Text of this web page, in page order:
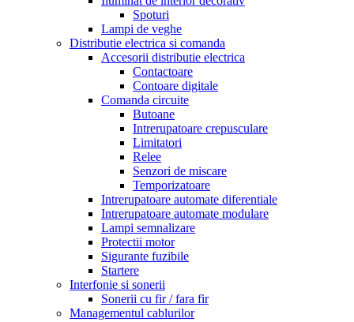
Spoturi
Lampi de veghe
Distributie electrica si comanda
Accesorii distributie electrica
Contactoare
Contoare digitale
Comanda circuite
Butoane
Intrerupatoare crepusculare
Limitatori
Relee
Senzori de miscare
Temporizatoare
Intrerupatoare automate diferentiale
Intrerupatoare automate modulare
Lampi semnalizare
Protectii motor
Sigurante fuzibile
Startere
Interfonie si sonerii
Sonerii cu fir / fara fir
Managementul cablurilor